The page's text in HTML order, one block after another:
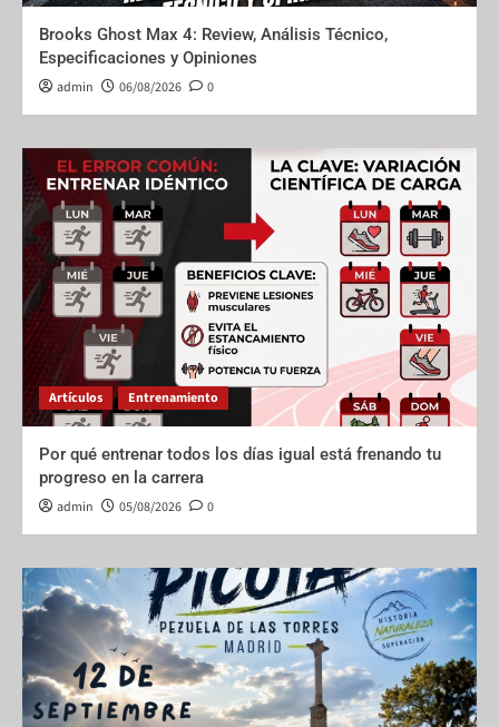
Brooks Ghost Max 4: Review, Análisis Técnico,
Especificaciones y Opiniones
admin 06/08/2026 0
Artículos Entrenamiento
Por qué entrenar todos los días igual está frenando tu
progreso en la carrera
admin 05/08/2026 0